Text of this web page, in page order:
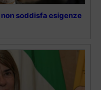
soddisfa esigenze